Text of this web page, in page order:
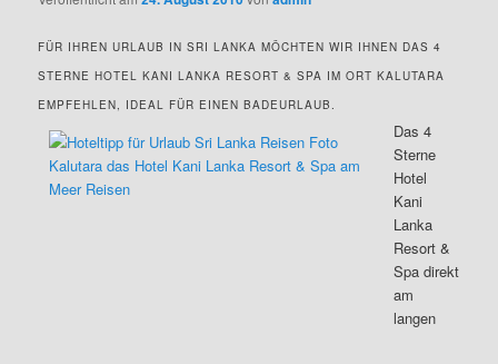
FÜR IHREN URLAUB IN SRI LANKA MÖCHTEN WIR IHNEN DAS 4
STERNE HOTEL KANI LANKA RESORT & SPA IM ORT KALUTARA
EMPFEHLEN, IDEAL FÜR EINEN BADEURLAUB.
Das 4
Sterne
Hotel
Kani
Lanka
Resort &
Spa direkt
am
langen